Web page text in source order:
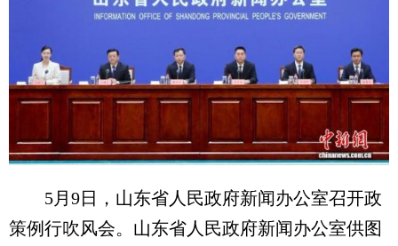
5月9日，山东省人民政府新闻办公室召开政
策例行吹风会。山东省人民政府新闻办公室供图